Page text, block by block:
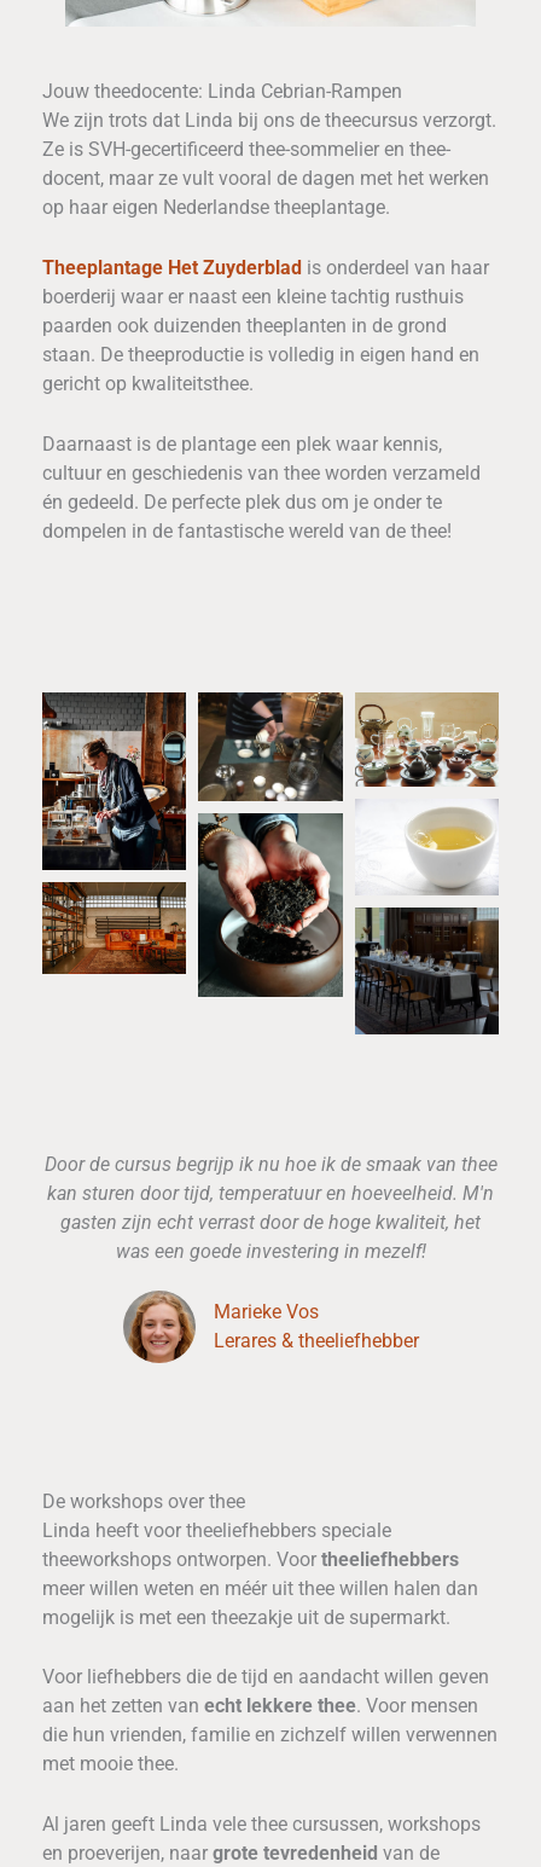
Jouw theedocente: Linda Cebrian-Rampen
We zijn trots dat Linda bij ons de theecursus verzorgt.
Ze is SVH-gecertificeerd thee-sommelier en thee-
docent, maar ze vult vooral de dagen met het werken
op haar eigen Nederlandse theeplantage.
Theeplantage Het Zuyderblad is onderdeel van haar
boerderij waar er naast een kleine tachtig rusthuis
paarden ook duizenden theeplanten in de grond
staan. De theeproductie is volledig in eigen hand en
gericht op kwaliteitsthee.
Daarnaast is de plantage een plek waar kennis,
cultuur en geschiedenis van thee worden verzameld
én gedeeld. De perfecte plek dus om je onder te
dompelen in de fantastische wereld van de thee!
Door de cursus begrijp ik nu hoe ik de smaak van thee
kan sturen door tijd, temperatuur en hoeveelheid. M'n
gasten zijn echt verrast door de hoge kwaliteit, het
was een goede investering in mezelf!
Marieke Vos
Lerares & theeliefhebber
De workshops over thee
Linda heeft voor theeliefhebbers speciale
theeworkshops ontworpen. Voor theeliefhebbers
meer willen weten en méér uit thee willen halen dan
mogelijk is met een theezakje uit de supermarkt.
Voor liefhebbers die de tijd en aandacht willen geven
aan het zetten van echt lekkere thee. Voor mensen
die hun vrienden, familie en zichzelf willen verwennen
met mooie thee.
Al jaren geeft Linda vele thee cursussen, workshops
en proeverijen, naar grote tevredenheid van de